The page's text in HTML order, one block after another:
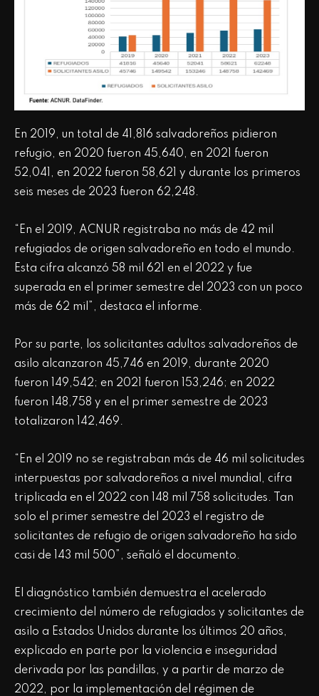
En 2019, un total de 41,816 salvadoreños pidieron
refugio, en 2020 fueron 45,640, en 2021 fueron
52,041, en 2022 fueron 58,621 y durante los primeros
seis meses de 2023 fueron 62,248.
“En el 2019, ACNUR registraba no más de 42 mil
refugiados de origen salvadoreño en todo el mundo.
Esta cifra alcanzó 58 mil 621 en el 2022 y fue
superada en el primer semestre del 2023 con un poco
más de 62 mil”, destaca el informe.
Por su parte, los solicitantes adultos salvadoreños de
asilo alcanzaron 45,746 en 2019, durante 2020
fueron 149,542; en 2021 fueron 153,246; en 2022
fueron 148,758 y en el primer semestre de 2023
totalizaron 142,469.
“En el 2019 no se registraban más de 46 mil solicitudes
interpuestas por salvadoreños a nivel mundial, cifra
triplicada en el 2022 con 148 mil 758 solicitudes. Tan
solo el primer semestre del 2023 el registro de
solicitantes de refugio de origen salvadoreño ha sido
casi de 143 mil 500”, señaló el documento.
El diagnóstico también demuestra el acelerado
crecimiento del número de refugiados y solicitantes de
asilo a Estados Unidos durante los últimos 20 años,
explicado en parte por la violencia e inseguridad
derivada por las pandillas, y a partir de marzo de
2022, por la implementación del régimen de